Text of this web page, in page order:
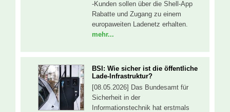
-Kunden sollen über die Shell-App
Rabatte und Zugang zu einem
europaweiten Ladenetz erhalten.
mehr...
BSI: Wie sicher ist die öffentliche
Lade-Infrastruktur?
[08.05.2026] Das Bundesamt für
Sicherheit in der
Informationstechnik hat erstmals